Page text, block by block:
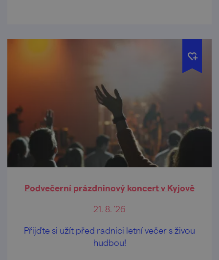
Podvečerní prázdninový koncert v Kyjově
21. 8. '26
Přijďte si užít před radnici letní večer s živou
hudbou!